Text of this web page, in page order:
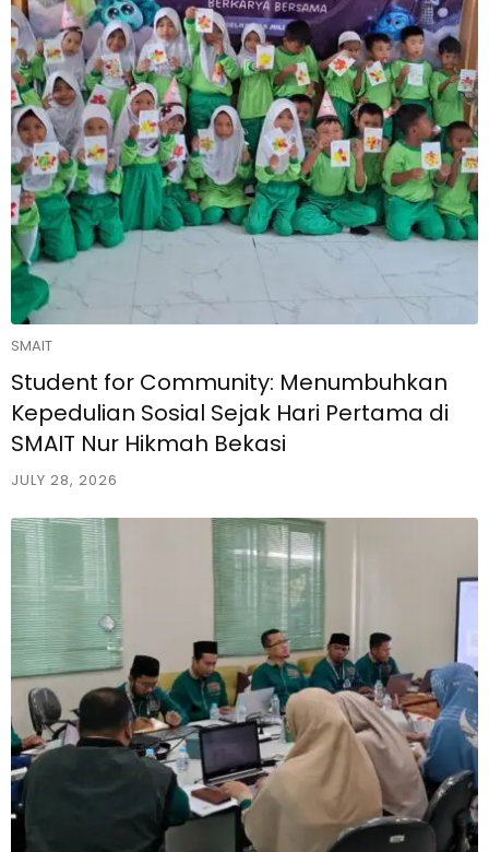
SMAIT
Student for Community: Menumbuhkan
Kepedulian Sosial Sejak Hari Pertama di
SMAIT Nur Hikmah Bekasi
JULY 28, 2026